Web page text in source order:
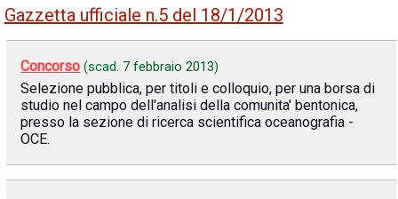
Gazzetta ufficiale n.5 del 18/1/2013
Concorso (scad. 7 febbraio 2013)
Selezione pubblica, per titoli e colloquio, per una borsa di
studio nel campo dell'analisi della comunita' bentonica,
presso la sezione di ricerca scientifica oceanografia -
OCE.